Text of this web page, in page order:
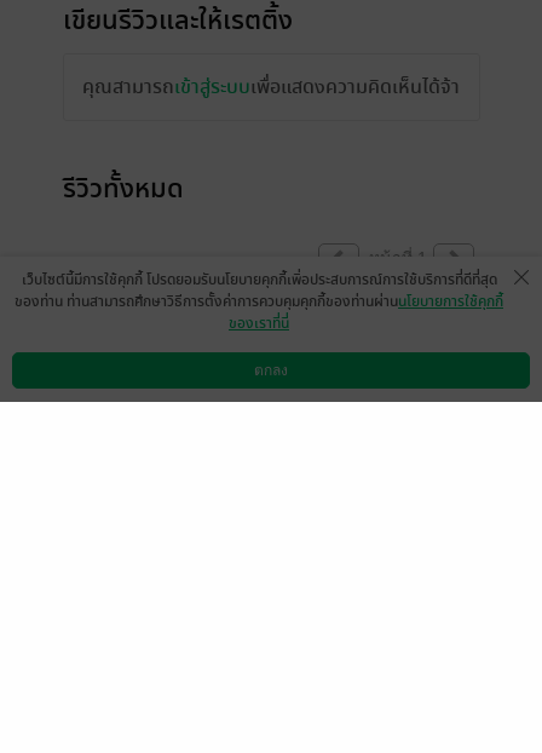
เขียนรีวิวและให้เรตติ้ง
คุณสามารถเข้าสู่ระบบเพื่อแสดงความคิดเห็นได้จ้า
รีวิวทั้งหมด
หน้าที่ 1
04722
ดาวน์โหลดแอป วิธีการใช้งาน ติดต่อเรา
เว็บไซต์นี้มีการใช้คุกกี้ โปรดยอมรับนโยบายคุกกี้เพื่อประสบการณ์การใช้บริการที่ดีที่สุด
ของท่าน ท่านสามารถศึกษาวิธีการตั้งค่าการควบคุมคุกกี้ของท่านผ่านนโยบายการใช้คุกกี้
ของเราที่นี่
ตกลง